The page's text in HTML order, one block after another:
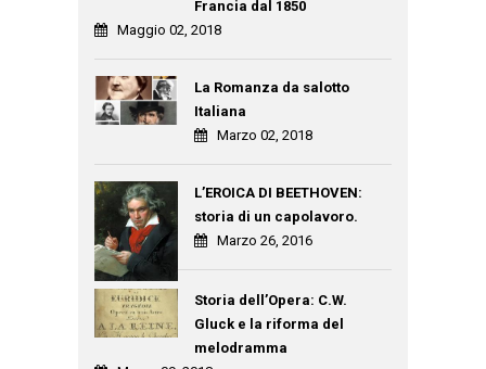
Francia dal 1850
Maggio 02, 2018
La Romanza da salotto
Italiana
Marzo 02, 2018
L’EROICA DI BEETHOVEN:
storia di un capolavoro.
Marzo 26, 2016
Storia dell’Opera: C.W.
Gluck e la riforma del
melodramma